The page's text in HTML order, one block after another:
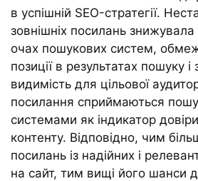
в успішній SEO-стратегії.
зовнішніх посилань
очах пошукових систем,
позиції в результатах пошуку
видимість для цільової
посилання сприймаються
системами як індикатор
контенту. Відповідно, чим
посилань із надійних і
на сайт, тим вищі його шанси